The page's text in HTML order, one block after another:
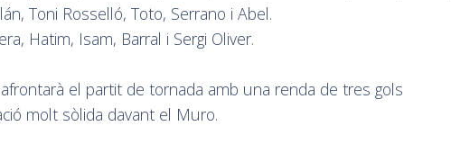
Toni Rosselló, Toto, Serrano i Abel.
Hatim, Isam, Barral i Sergi Oliver.
el partit de tornada amb una renda de tres gols
molt sòlida davant el Muro.